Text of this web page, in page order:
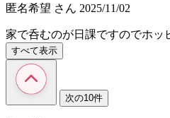
匿名希望 さん 2025/11/02
家で呑むのが日課ですのでホッ
すべて表示
次の10件